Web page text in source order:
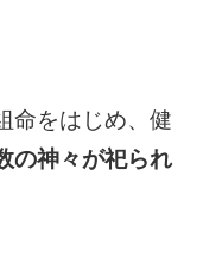
命をはじめ、健
の神々が祀られ